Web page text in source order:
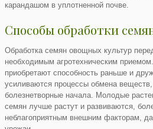
карандашом в уплотненной почве.
Способы обработки
Обработка семян овощных культур
необходимым агротехническим
приобретают способность раньше и
усиливаются процессы обмена
болезнетворные начала. Молодые
семян лучше растут и развиваются,
неблагоприятным внешним факторам,